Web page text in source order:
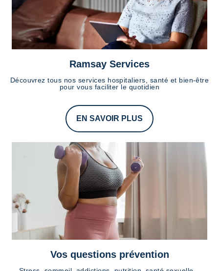
Ramsay Services
Découvrez tous nos services hospitaliers, santé et bien-être
pour vous faciliter le quotidien
EN SAVOIR PLUS
Vos questions prévention